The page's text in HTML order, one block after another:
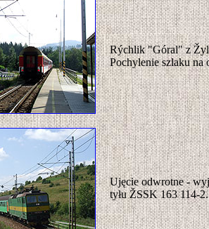
Rýchlik "Góral" z
Pochylenie szlaku
Ujęcie odwrotne -
tyłu ŽSSK 163 114-